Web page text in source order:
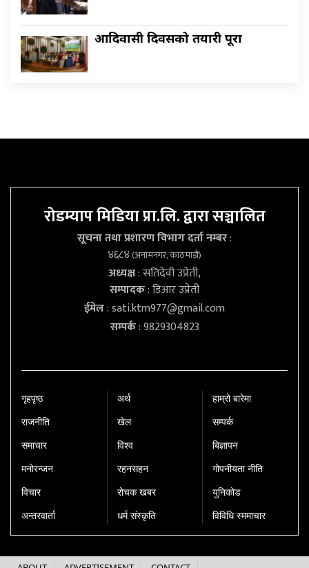
आदिवासी दिवसको तयारी पूरा
रोडम्याप मिडिया प्रा.लि. द्वारा सञ्चालित
सूचना तथा प्रशारण विभाग दर्ता नम्बर:
४६८४(अनामनगर, काठमाडौं)
अध्यक्ष: सतिदेवी उप्रेती,
सम्पादक: डिआर उप्रेती
ईमेल:sati.ktm977@gmail.com
सम्पर्क: 9829304823
गृहपृष्‍ठ
राजनीति
समाचार
मनोरन्जन
विचार
अन्तरवार्ता
अर्थ
खेल
विश्व
रहनसहन
रोचक खबर
धर्म संस्कृति
हाम्रो बारेमा
सम्पर्क
बिज्ञापन
गोपनीयता नीति
युनिकोड
विविधि स्ममाचार